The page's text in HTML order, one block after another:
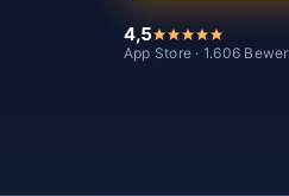
4,5
App Store · 1.606